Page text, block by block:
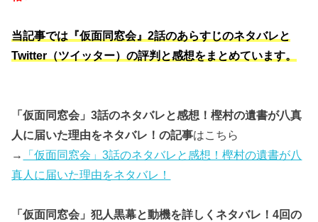
当記事では『仮面同窓会』2話のあらすじのネタバレと
Twitter（ツイッター）の評判と感想をまとめています。
「仮面同窓会」3話のネタバレと感想！樫村の遺書が八真
人に届いた理由をネタバレ！の記事はこちら
→
「仮面同窓会」3話のネタバレと感想！樫村の遺書が八
真人に届いた理由をネタバレ！
「仮面同窓会」犯人黒幕と動機を詳しくネタバレ！4回の